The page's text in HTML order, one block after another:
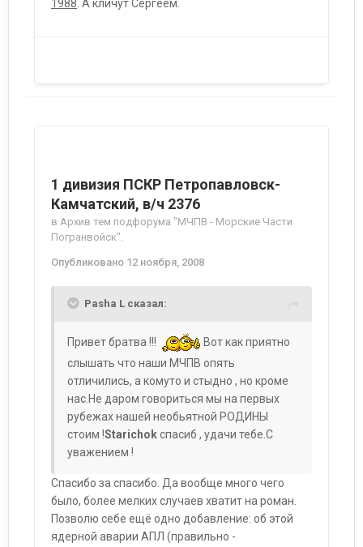
1988 . А кличут Сергеем.
1 дивизия ПСКР Петропавловск-
Камчатский, в/ч 2376
в Архив тем подфорума "МЧПВ - Морские Части
Погранвойск".
Опубликовано 12 ноября, 2008
Pasha L сказал:
Привет братва !!!
Вот как приятно
слышать что наши МЧПВ опять
отличились, а комуто и стыдно , но кроме
нас.Не даром говориться мы на первых
рубежах нашей необьятной РОДИНЫ
стоим !Starichokспасиб , удачи тебе.С
уважением !
Спасибо за спасибо. Да вообще много чего
было, более мелких случаев хватит на роман.
Позволю себе ещё одно добавление: об этой
ядерной аварии АПЛ (правильно -